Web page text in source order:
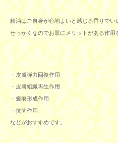
精油はご自身が心地よいと感じる香りでい
せっかくなのでお肌にメリットがある作
・皮膚弾力回復作用
・皮膚組織再生作用
・瘢痕形成作用
・抗菌作用
などがおすすめです。